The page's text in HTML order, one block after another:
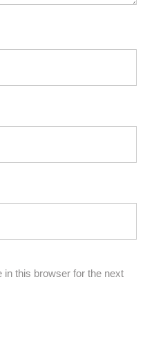
in this browser for the next